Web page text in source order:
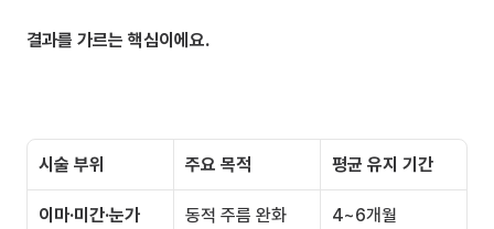
결과를 가르는 핵심이에요.
시술 부위 주요 목적 평균 유지 기간
이마·미간·눈가 동적 주름 완화 4~6개월